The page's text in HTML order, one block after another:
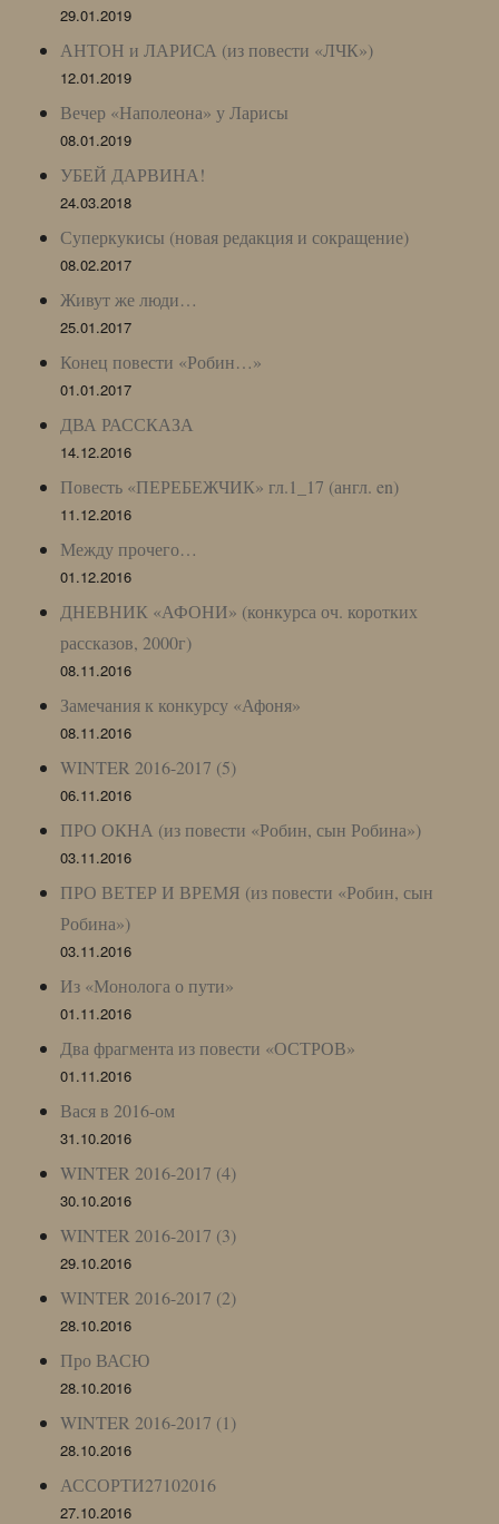
29.01.2019
АНТОН и ЛАРИСА (из повести «ЛЧК»)
12.01.2019
Вечер «Наполеона» у Ларисы
08.01.2019
УБЕЙ ДАРВИНА!
24.03.2018
Суперкукисы (новая редакция и сокращение)
08.02.2017
Живут же люди…
25.01.2017
Конец повести «Робин…»
01.01.2017
ДВА РАССКАЗА
14.12.2016
Повесть «ПЕРЕБЕЖЧИК» гл.1_17 (англ. en)
11.12.2016
Между прочего…
01.12.2016
ДНЕВНИК «АФОНИ» (конкурса оч. коротких
рассказов, 2000г)
08.11.2016
Замечания к конкурсу «Афоня»
08.11.2016
WINTER 2016-2017 (5)
06.11.2016
ПРО ОКНА (из повести «Робин, сын Робина»)
03.11.2016
ПРО ВЕТЕР И ВРЕМЯ (из повести «Робин, сын
Робина»)
03.11.2016
Из «Монолога о пути»
01.11.2016
Два фрагмента из повести «ОСТРОВ»
01.11.2016
Вася в 2016-ом
31.10.2016
WINTER 2016-2017 (4)
30.10.2016
WINTER 2016-2017 (3)
29.10.2016
WINTER 2016-2017 (2)
28.10.2016
Про ВАСЮ
28.10.2016
WINTER 2016-2017 (1)
28.10.2016
АССОРТИ27102016
27.10.2016